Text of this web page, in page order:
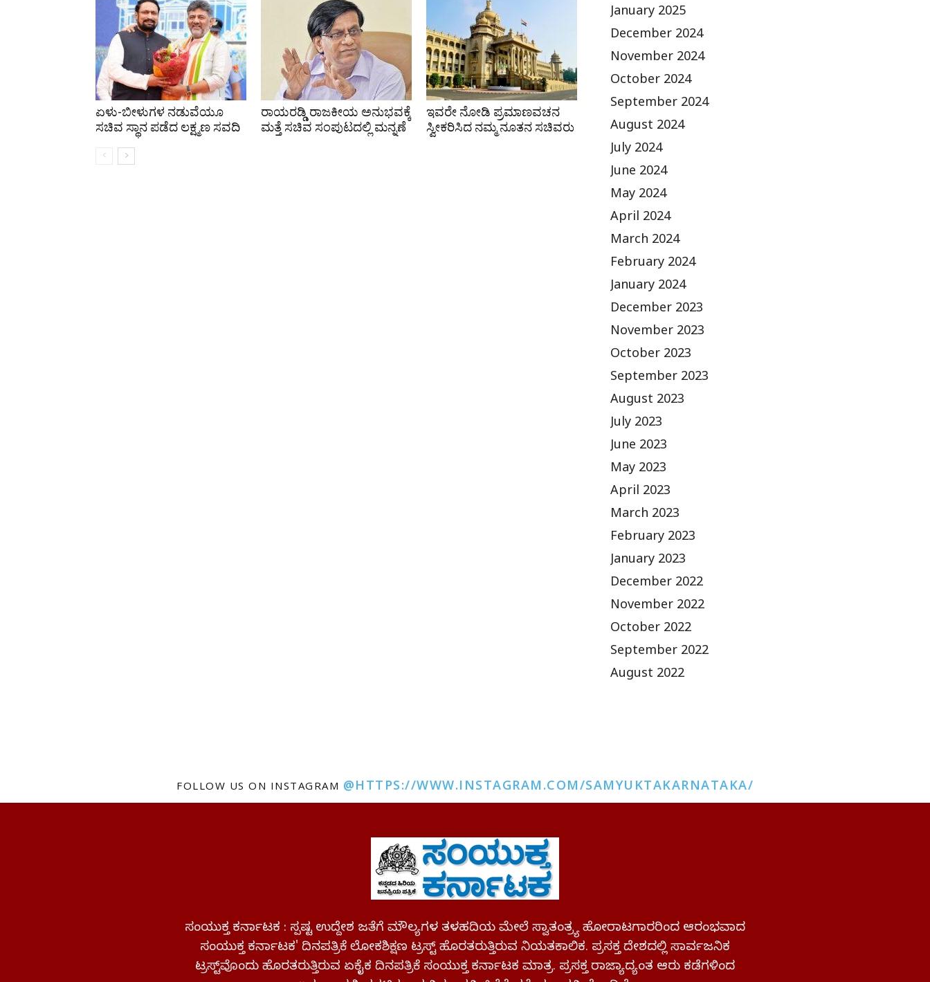
ಏಳು-ಬೀಳುಗಳ ನಡುವೆಯೂ
ಸಚಿವ ಸ್ಥಾನ ಪಡೆದ ಲಕ್ಷ್ಮಣ ಸವದಿ
ರಾಯರಡ್ಡಿ ರಾಜಕೀಯ ಅನುಭವಕ್ಕೆ
ಮತ್ತೆ ಸಚಿವ ಸಂಪುಟದಲ್ಲಿ ಮನ್ನಣೆ
ಇವರೇ ನೋಡಿ ಪ್ರಮಾಣವಚನ
ಸ್ವೀಕರಿಸಿದ ನಮ್ಮ ನೂತನ ಸಚಿವರು
January 2025
December 2024
November 2024
October 2024
September 2024
August 2024
July 2024
June 2024
May 2024
April 2024
March 2024
February 2024
January 2024
December 2023
November 2023
October 2023
September 2023
August 2023
July 2023
June 2023
May 2023
April 2023
March 2023
February 2023
January 2023
December 2022
November 2022
October 2022
September 2022
August 2022
FOLLOW US ON INSTAGRAM @HTTPS://WWW.INSTAGRAM.COM/SAMYUKTAKARNATAKA/
ಸಂಯುಕ್ತ ಕರ್ನಾಟಕ : ಸ್ಪಷ್ಟ ಉದ್ದೇಶ ಜತೆಗೆ ಮೌಲ್ಯಗಳ ತಳಹದಿಯ ಮೇಲೆ ಸ್ವಾತಂತ್ರ್ಯ ಹೋರಾಟಗಾರರಿಂದ ಆರಂಭವಾದ
ಸಂಯುಕ್ತ ಕರ್ನಾಟಕ' ದಿನಪತ್ರಿಕೆ ಲೋಕಶಿಕ್ಷಣ ಟ್ರಸ್ಟ್ ಹೊರತರುತ್ತಿರುವ ನಿಯತಕಾಲಿಕ. ಪ್ರಸಕ್ತ ದೇಶದಲ್ಲಿ ಸಾರ್ವಜನಿಕ
ಟ್ರಸ್ಟ್‌ವೊಂದು ಹೊರತರುತ್ತಿರುವ ಏಕೈಕ ದಿನಪತ್ರಿಕೆ ಸಂಯುಕ್ತ ಕರ್ನಾಟಕ ಮಾತ್ರ. ಪ್ರಸಕ್ತ ರಾಜ್ಯಾದ್ಯಂತ ಆರು ಕಡೆಗಳಿಂದ